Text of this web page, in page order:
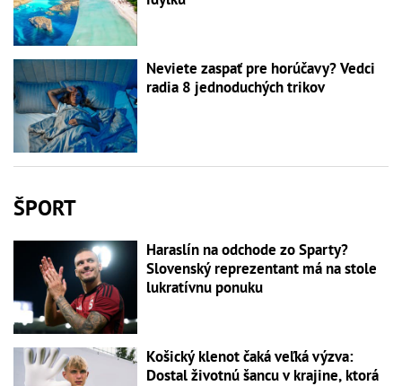
Neviete zaspať pre horúčavy? Vedci
radia 8 jednoduchých trikov
ŠPORT
Haraslín na odchode zo Sparty?
Slovenský reprezentant má na stole
lukratívnu ponuku
Košický klenot čaká veľká výzva:
Dostal životnú šancu v krajine, ktorá